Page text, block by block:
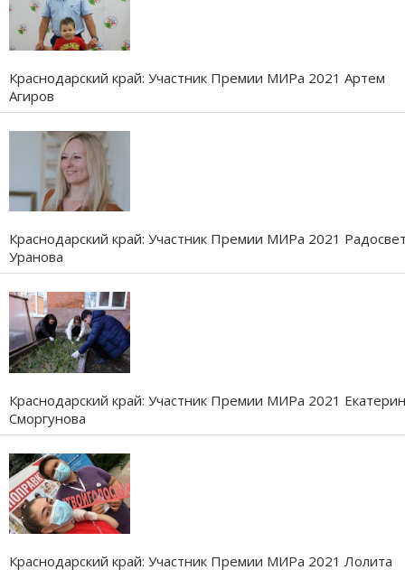
Краснодарский край: Участник Премии МИРа 2021 Артем
Агиров
Краснодарский край: Участник Премии МИРа 2021
Уранова
Краснодарский край: Участник Премии МИРа 2021
Сморгунова
Краснодарский край: Участник Премии МИРа 2021 Лолита